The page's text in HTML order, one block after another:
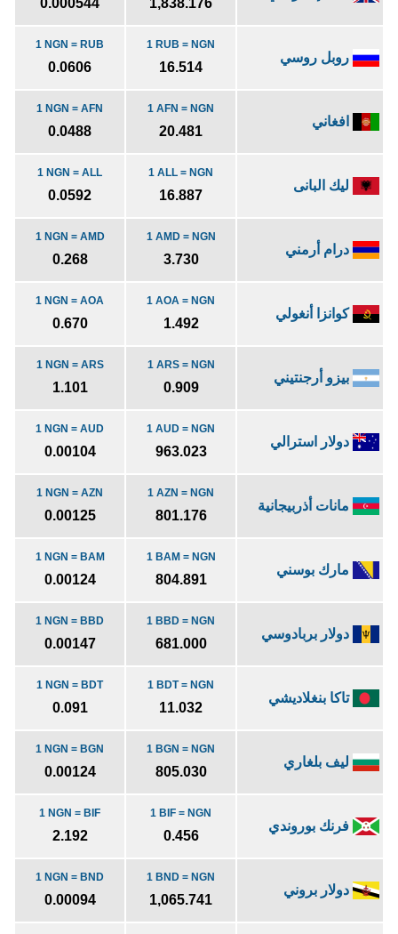
1,838.176
0.000544
روبل روسي
1 RUB = NGN
16.514
1 NGN = RUB
0.0606
افغاني
1 AFN = NGN
20.481
1 NGN = AFN
0.0488
ليك البانى
1 ALL = NGN
16.887
1 NGN = ALL
0.0592
درام أرمني
1 AMD = NGN
3.730
1 NGN = AMD
0.268
كوانزا أنغولي
1 AOA = NGN
1.492
1 NGN = AOA
0.670
بيزو أرجنتيني
1 ARS = NGN
0.909
1 NGN = ARS
1.101
دولار استرالي
1 AUD = NGN
963.023
1 NGN = AUD
0.00104
مانات أذربيجانية
1 AZN = NGN
801.176
1 NGN = AZN
0.00125
مارك بوسني
1 BAM = NGN
804.891
1 NGN = BAM
0.00124
دولار بربادوسي
1 BBD = NGN
681.000
1 NGN = BBD
0.00147
تاكا بنغلاديشي
1 BDT = NGN
11.032
1 NGN = BDT
0.091
ليف بلغاري
1 BGN = NGN
805.030
1 NGN = BGN
0.00124
فرنك بوروندي
1 BIF = NGN
0.456
1 NGN = BIF
2.192
دولار بروني
1 BND = NGN
1,065.741
1 NGN = BND
0.00094